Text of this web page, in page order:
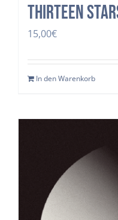
Thirteen
15,00€
In den Warenkorb